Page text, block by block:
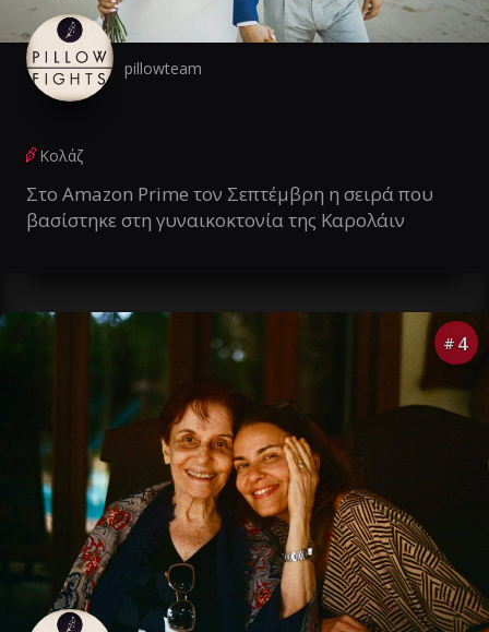
pillowteam
Κολάζ
Στο Amazon Prime τον Σεπτέμβρη η σειρά που
βασίστηκε στη γυναικοκτονία της Καρολάιν
# 4